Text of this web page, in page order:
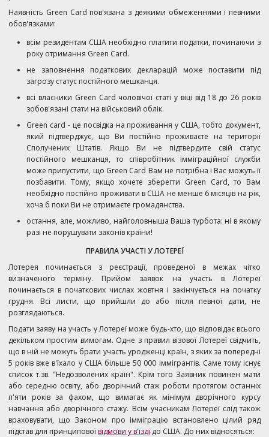
Наявність Green Card пов'язана з деякими обмеженнями і певними
обов'язками:
всім резидентам США необхідно платити податки, починаючи з
року отримання Green Card.
не заповнення податкових декларацій може поставити під
загрозу статус постійного мешканця.
всі власники Green Card чоловічої статі у віці від 18 до 26 років
зобов'язані стати на військовий облік.
Green card - це посвідка на проживання у США, тобто документ,
який підтверджує, що Ви постійно проживаєте на території
Сполучених Штатів. Якщо Ви не підтвердите свій статус
постійного мешканця, то співробітник імміграційної служби
може припустити, що Green Card Вам не потрібна і Вас можуть її
позбавити. Тому, якщо хочете зберегти Green Card, то Вам
необхідно постійно проживати в США не менше 6 місяців на рік,
хоча б поки Ви не отримаєте громадянства.
остання, але, можливо, найголовныша Ваша турбота: ні в якому
разі не порушувати законів країни!
ПРАВИЛА УЧАСТІ У ЛОТЕРЕЇ
Лотерея починається з реєстрації, проведеної в межах чітко
визначеного терміну. Прийом заявок на участь в Лотереї
починається в початкових числах жовтня і закінчується на початку
грудня. Всі листи, що прийшли до або після певної дати, не
розглядаються.
Подати заяву на участь у Лотереї може будь-хто, що відповідає всього
декільком простим вимогам. Одне з правил візової Лотереї свідчить,
що в ній не можуть брати участь уродженці країн, з яких за попередні
5 років вже в'їхало у США більше 50 000 іммігрантів. Саме тому існує
список т.зв. "Недозволених країн". Крім того Заявник повинен мати
або середню освіту, або дворічний стаж роботи протягом останніх
п'яти років за фахом, що вимагає як мінімум дворічного курсу
навчання або дворічного стажу. Всім учасникам Лотереї слід також
враховувати, що Законом про імміграцію встановлено цілий ряд
підстав для принципової відмови у в'їзді до США. До них відносяться: